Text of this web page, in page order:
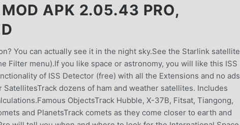
MOD APK 2.05.43 PRO,
You can actually see it in the night sky.See the Starlink satellite
Filter menu).If you like space or astronomy, you will like this ISS
of ISS Detector (free) with all the Extensions and no
dozens of ham and weather satellites. Includes
ObjectsTrack Hubble, X-37B, Fitsat, Tiangong,
and PlanetsTrack comets as they come closer to earth and